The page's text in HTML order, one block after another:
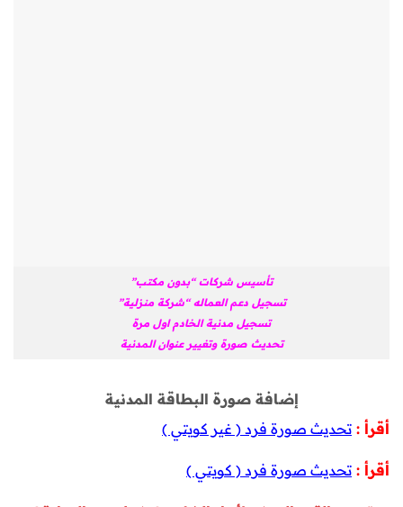
تأسيس شركات “بدون مكتب”
تسجيل دعم العماله “شركة منزلية”
تسجيل مدنية الخادم اول مرة
تحديث صورة وتغيير عنوان المدنية
إضافة صورة البطاقة المدنية
أقرأ : تحديث صورة فرد ( غير كويتي )
أقرأ : تحديث صورة فرد ( كويتي )